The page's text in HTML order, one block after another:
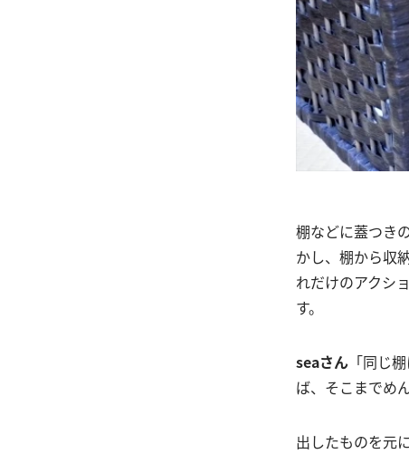
棚などに蓋つき
かし、棚から収
れだけのアクシ
す。
seaさん 「同じ
ば、そこまでめ
出したものを元